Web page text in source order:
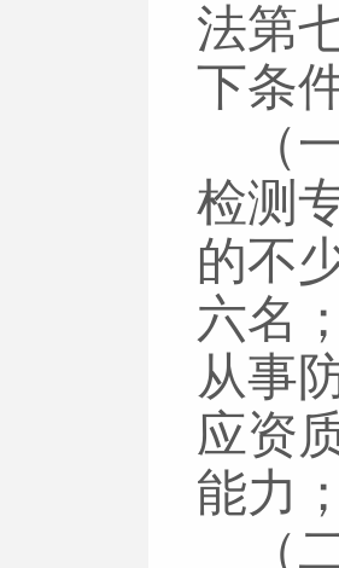
法第
下条
（
检测
的不
六名
从事
应资
能力
（